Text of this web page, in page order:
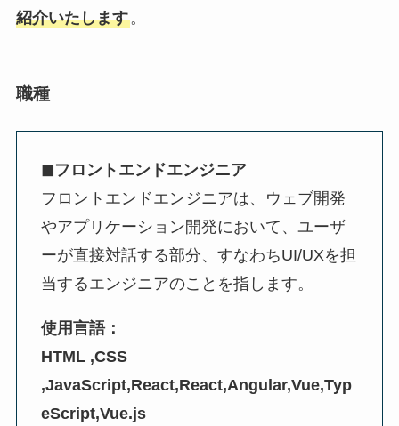
紹介いたします。
職種
◼︎フロントエンドエンジニア
フロントエンドエンジニアは、ウェブ開発
やアプリケーション開発において、ユーザ
ーが直接対話する部分、すなわちUI/UXを担
当するエンジニアのことを指します。
使用言語：
HTML ,CSS
,JavaScript,React,React,Angular,Vue,Typ
eScript,Vue.js